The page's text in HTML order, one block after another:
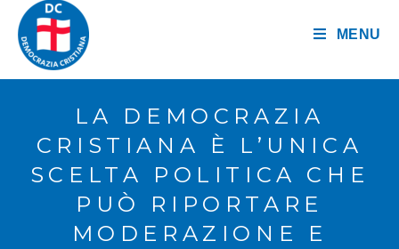
MENU
LA DEMOCRAZIA
CRISTIANA È L’UNICA
SCELTA POLITICA CHE
PUÒ RIPORTARE
MODERAZIONE E